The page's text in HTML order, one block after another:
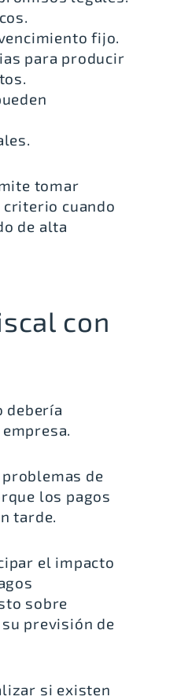
fijo.
para producir
tomar
criterio cuando
de alta
con
debería
de
los pagos
tarde.
el impacto
sobre
previsión de
si existen